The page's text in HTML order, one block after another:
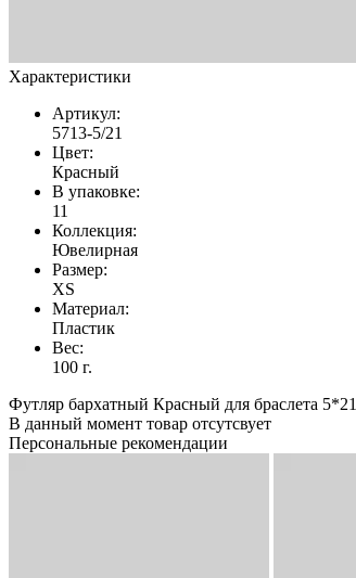
Характеристики
Артикул:
5713-5/21
Цвет:
Красный
В упаковке:
11
Коллекция:
Ювелирная
Размер:
XS
Материал:
Пластик
Вес:
100 г.
Футляр бархатный Красный для браслета
В данный момент товар отсутсвует
Персональные рекомендации